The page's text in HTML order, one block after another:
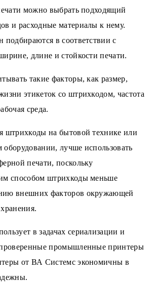
можно выбрать подходящий
и расходные материалы к нему.
подбираются в соответствии с
длине и стойкости печати.
такие факторы, как размер,
этикеток со штрихкодом, частота
среда.
штрихкоды на бытовой технике или
оборудовании, лучше использовать
печати, поскольку
способом штрихкоды меньше
внешних факторов окружающей
в задачах сериализации и
проверенные промышленные принтеры
от ВА Системс экономичны в